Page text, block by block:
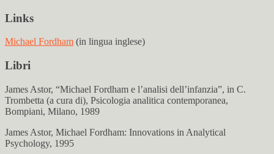
Links
Michael Fordham (in lingua inglese)
Libri
James Astor, “Michael Fordham e l’analisi dell’infanzia”, in C.
Trombetta (a cura di), Psicologia analitica contemporanea,
Bompiani, Milano, 1989
James Astor, Michael Fordham: Innovations in Analytical
Psychology, 1995